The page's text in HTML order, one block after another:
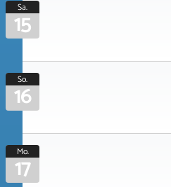
Sa.
15
So.
16
Mo.
17